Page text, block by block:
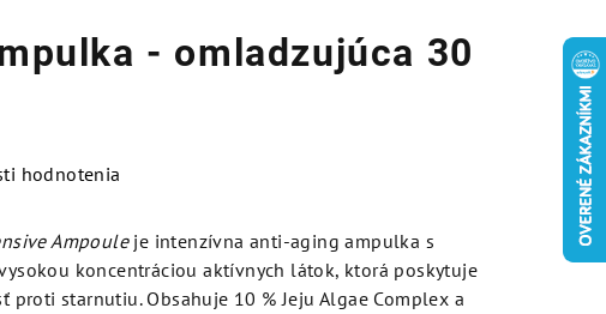
- omladzujúca 30
hodnotenia
Ampouleje intenzívna anti-aging ampulka s
koncentráciou aktívnych látok, ktorá poskytuje
starnutiu. Obsahuje 10 % Jeju Algae Complex a